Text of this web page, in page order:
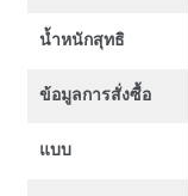
น้ำหนักสุทธิ
ข้อมูลการสั่งซื้อ
แบบ